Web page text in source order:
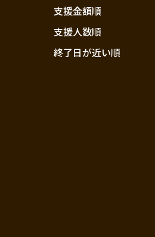
支援金額順
支援人数順
終了日が近い順